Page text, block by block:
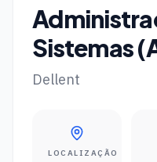
Sistemas
Dellent
LOCALIZAÇÃO